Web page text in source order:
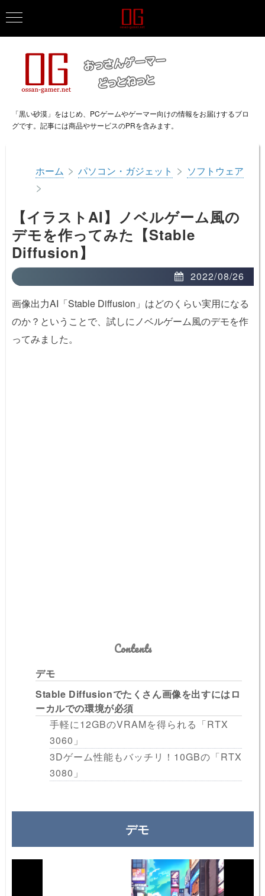
「黒い砂漠」をはじめ、PCゲームやゲーマー向けの情報をお届けするブロ
グです。記事には商品やサービスのPRを含みます。
ホーム > パソコン・ガジェット > ソフトウェア
>
【イラストAI】ノベルゲーム風の
デモを作ってみた【Stable
Diffusion】
2022/08/26
画像出力AI「Stable Diffusion」はどのくらい実用になる
のか？ということで、試しにノベルゲーム風のデモを作
ってみました。
Contents
デモ
Stable Diffusionでたくさん画像を出すにはロ
ーカルでの環境が必須
手軽に12GBのVRAMを得られる「RTX
3060」
3Dゲーム性能もバッチリ！10GBの「RTX
3080」
デモ